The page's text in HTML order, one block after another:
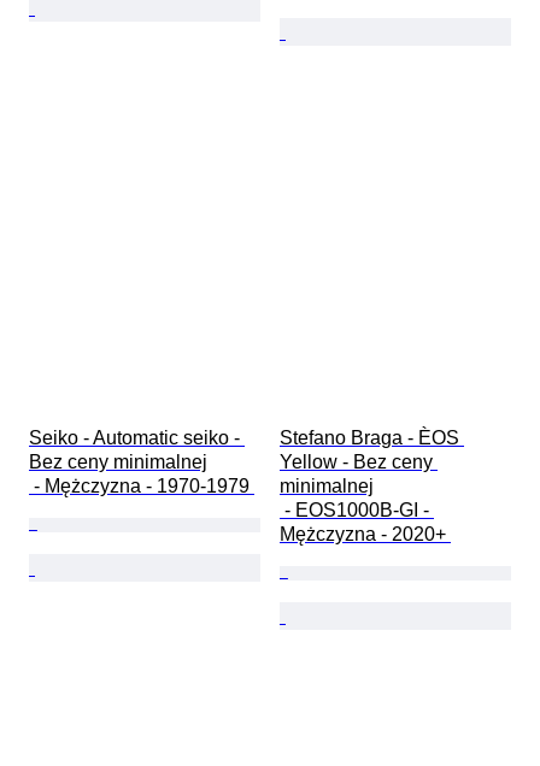
Seiko - Automatic seiko -
Bez ceny minimalnej
- Mężczyzna - 1970-1979
Stefano Braga - ÈOS
Yellow - Bez ceny
minimalnej
Mężczyzna - 2020+